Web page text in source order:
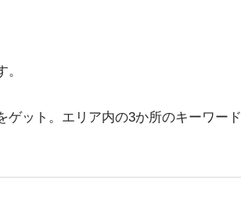
ット。エリア内の3か所のキーワード